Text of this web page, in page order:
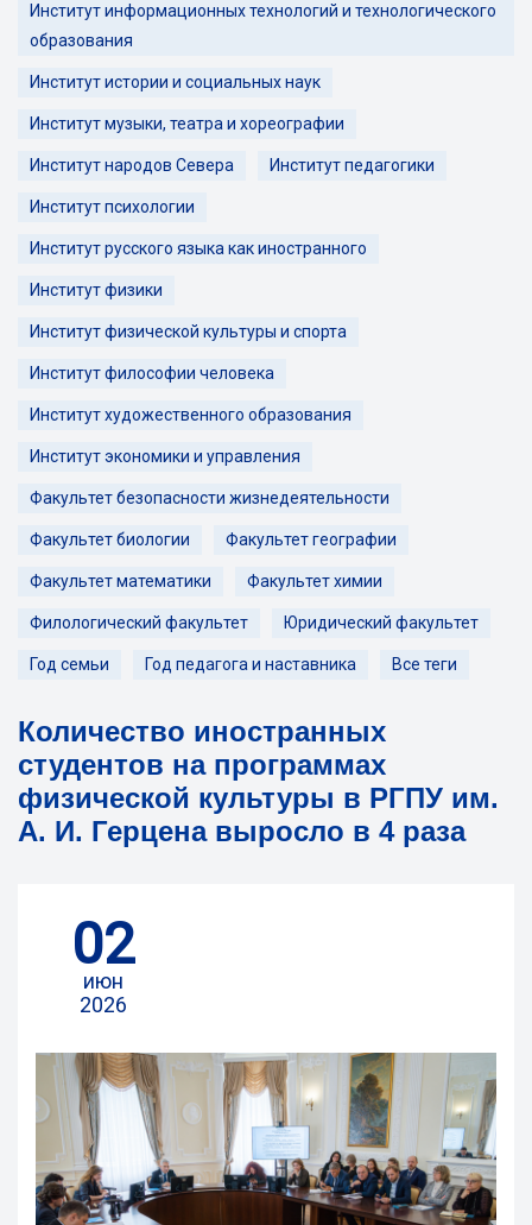
Институт информационных технологий и технологического
образования
Институт истории и социальных наук
Институт музыки, театра и хореографии
Институт народов Севера Институт педагогики
Институт психологии
Институт русского языка как иностранного
Институт физики
Институт физической культуры и спорта
Институт философии человека
Институт художественного образования
Институт экономики и управления
Факультет безопасности жизнедеятельности
Факультет биологии Факультет географии
Факультет математики Факультет химии
Филологический факультет Юридический факультет
Год семьи Год педагога и наставника Все теги
Количество иностранных
студентов на программах
физической культуры в РГПУ им.
А. И. Герцена выросло в 4 раза
02
июн
2026